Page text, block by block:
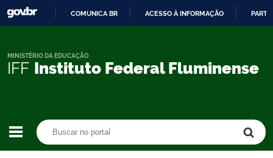
CONTEÚDO
COMUNICA BR ACESSO À INFORMAÇÃO
IFF Instituto Federal Fluminense
MINISTÉRIO DA EDUCAÇÃO